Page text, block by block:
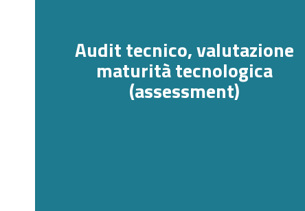
Audit tecnico, valutazione
maturità tecnologica
(assessment)